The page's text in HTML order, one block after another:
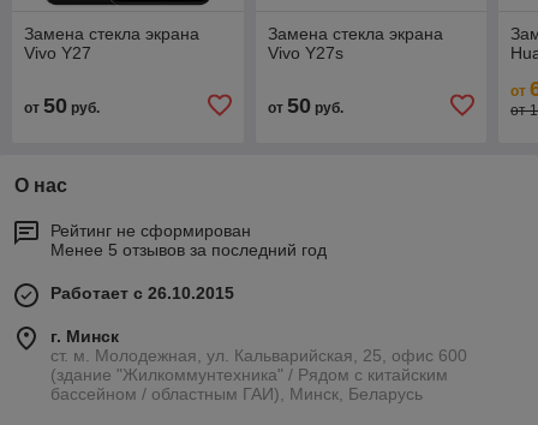
Замена стекла экрана
Vivo Y27
от 50 руб.
Замена стекла экрана
Vivo Y27s
от 50руб.
от
от
О нас
Рейтинг не сформирован
Менее 5 отзывов за последний год
Работает с 26.10.2015
г. Минск
ст. м. Молодежная, ул. Кальварийская, 25, офис 600
(здание "Жилкоммунтехника" / Рядом с китайским
бассейном / областным ГАИ), Минск, Беларусь